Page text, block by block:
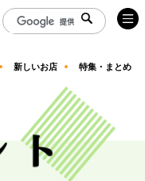
新しいお店 特集・まとめ